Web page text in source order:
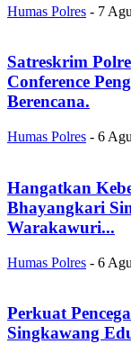
Humas Polres - 7
Satreskrim
Conference
Berencana.
Humas Polres - 6
Hangatkan
Bhayangkari
Warakawuri...
Humas Polres - 6
Perkuat
Singkawang